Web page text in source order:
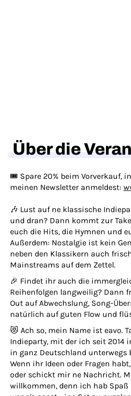
Über die
🎟 Spare 20% beim Vorverkauf,
meinen Newsletter anmeldest:
🎶 Lust auf ne klassische
und dran? Dann kommt zur
euch die Hits, die Hymnen und
Außerdem: Nostalgie ist kein
neben den Klassikern auch
Mainstreams auf dem Zettel.
🎉 Findet ihr auch die
Reihenfolgen langweilig? Dann
Out auf Abwechslung, Song-
natürlich auf guten Flow und
😻 Ach so, mein Name ist eavo.
Indieparty, mit der ich seit 2014
in ganz Deutschland unterwegs
Wenn ihr Ideen oder Fragen
oder schickt mir ne Nachricht.
willkommen, denn ich hab Spaß